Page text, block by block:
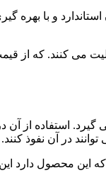
و با بهره
می کنند. که از
گیرد. استفاده از
در آن نفوذ کنند.
این محصول دارد